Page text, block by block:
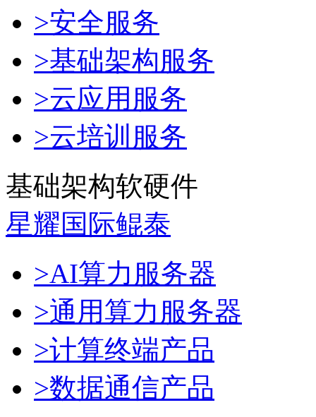
>安全服务
>基础架构服务
>云应用服务
>云培训服务
基础架构软硬件
星耀国际鲲泰
>AI算力服务器
>通用算力服务器
>计算终端产品
>数据通信产品